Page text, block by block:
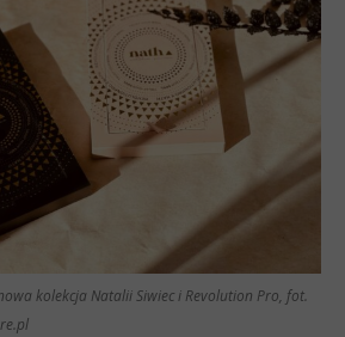
kolekcja Natalii Siwiec i Revolution Pro, fot.